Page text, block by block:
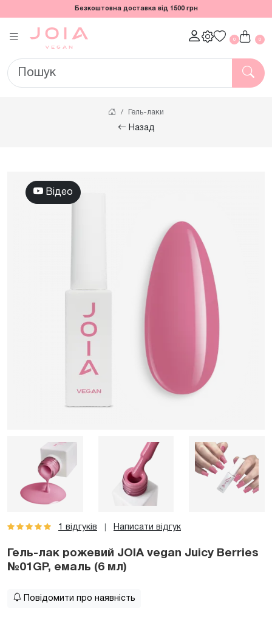
Безкоштовна доставка від 1500 грн
0 0
Гель-лаки
Назад
Відео
1 відгуків Написати відгук
Гель-лак рожевий JOIA vegan Juicy Berries
№01GP, емаль (6 мл)
Повідомити про наявність